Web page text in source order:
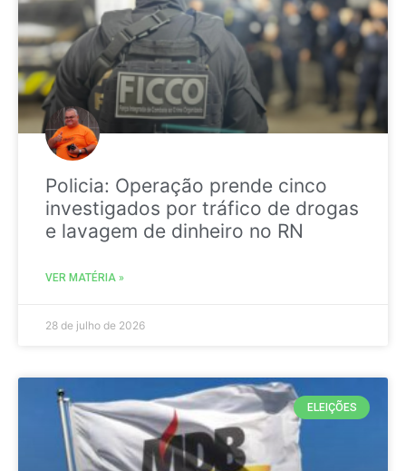
Policia: Operação prende cinco
investigados por tráfico de drogas
e lavagem de dinheiro no RN
VER MATÉRIA »
28 de julho de 2026
ELEIÇÕES